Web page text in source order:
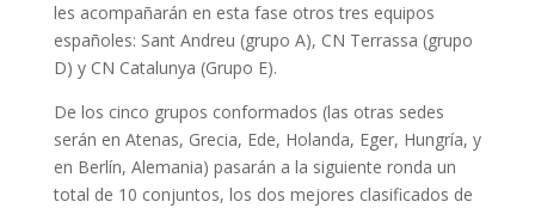
les acompañarán en esta fase otros tres equipos
españoles: Sant Andreu (grupo A), CN Terrassa (grupo
D) y CN Catalunya (Grupo E).
De los cinco grupos conformados (las otras sedes
serán en Atenas, Grecia, Ede, Holanda, Eger, Hungría, y
en Berlín, Alemania) pasarán a la siguiente ronda un
total de 10 conjuntos, los dos mejores clasificados de